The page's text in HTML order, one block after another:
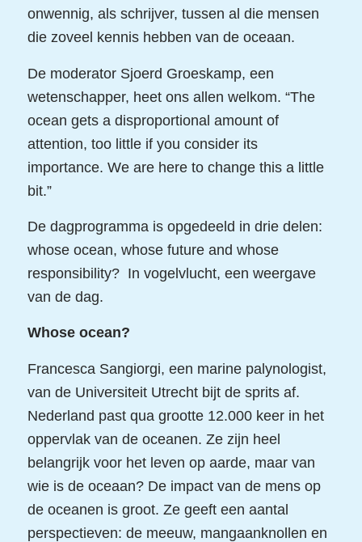
onwennig, als schrijver, tussen al die mensen
die zoveel kennis hebben van de oceaan.
De moderator Sjoerd Groeskamp, een
wetenschapper, heet ons allen welkom. “The
ocean gets a disproportional amount of
attention, too little if you consider its
importance. We are here to change this a little
bit.”
De dagprogramma is opgedeeld in drie delen:
whose ocean, whose future and whose
responsibility? In vogelvlucht, een weergave
van de dag.
Whose ocean?
Francesca Sangiorgi, een marine palynologist,
van de Universiteit Utrecht bijt de sprits af.
Nederland past qua grootte 12.000 keer in het
oppervlak van de oceanen. Ze zijn heel
belangrijk voor het leven op aarde, maar van
wie is de oceaan? De impact van de mens op
de oceanen is groot. Ze geeft een aantal
perspectieven: de meeuw, mangaanknollen en